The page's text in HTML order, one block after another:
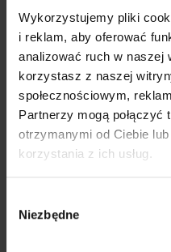
Wykorzystujemy pliki
i reklam, aby oferować
analizować ruch w naszej
korzystasz z naszej
społecznościowym,
Partnerzy mogą
otrzymanymi od Ciebie
korzystania z ich usług.
zgody
Niezbędne
Czarna Wiskozowa
kopertowa na długi
Black
179,00 zł